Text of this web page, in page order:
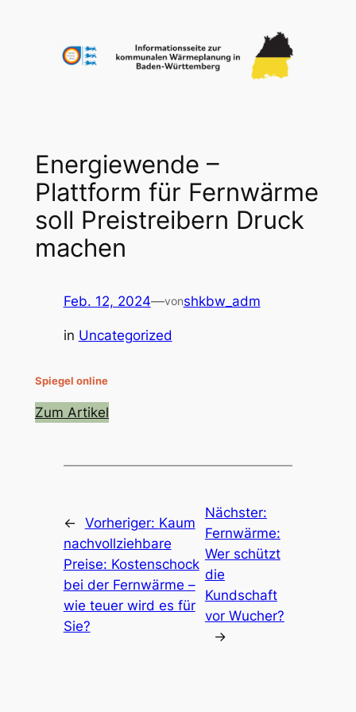
Energiewende –
Plattform für Fernwärme
soll Preistreibern Druck
machen
Feb. 12, 2024—vonshkbw_adm
in Uncategorized
Spiegel online
Zum Artikel
← Vorheriger: Kaum
nachvollziehbare
Preise: Kostenschock
bei der Fernwärme –
wie teuer wird es für
Sie?
Nächster:
Fernwärme:
Wer schützt
die
Kundschaft
vor Wucher?
→